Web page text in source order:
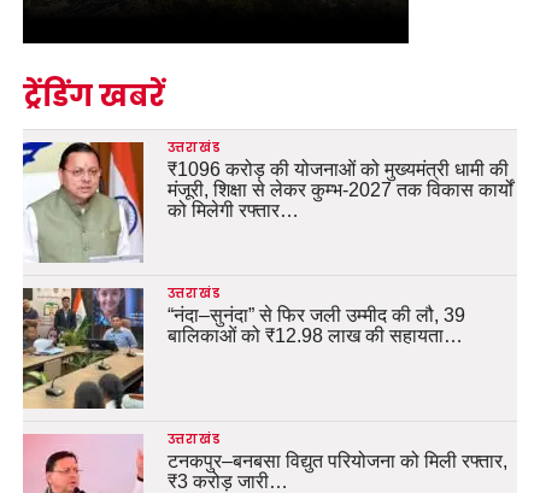
ट्रेंडिंग खबरें
उत्तराखंड
₹1096 करोड़ की योजनाओं को मुख्यमंत्री धामी की
मंजूरी, शिक्षा से लेकर कुम्भ-2027 तक विकास कार्यों
को मिलेगी रफ्तार…
उत्तराखंड
“नंदा–सुनंदा” से फिर जली उम्मीद की लौ, 39
बालिकाओं को ₹12.98 लाख की सहायता…
उत्तराखंड
टनकपुर–बनबसा विद्युत परियोजना को मिली रफ्तार,
₹3 करोड़ जारी…